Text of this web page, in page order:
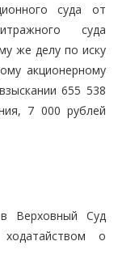
суда от
суда
же делу по иску
акционерному
655 538
7 000 рублей
Верховный Суд
о